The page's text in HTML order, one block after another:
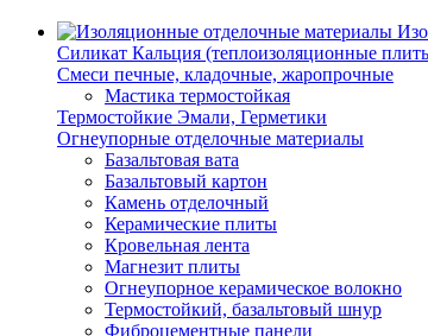
Силикат Кальция (теплоизоляционные
Смеси печные, кладочные, жаропрочные
Мастика термостойкая
Термостойкие Эмали, Герметики
Огнеупорные отделочные материалы
Базальтовая вата
Базальтовый картон
Камень отделочный
Керамические плиты
Кровельная лента
Магнезит плиты
Огнеупорное керамическое волокно
Термостойкий, базальтовый шнур
Фиброцементные панели